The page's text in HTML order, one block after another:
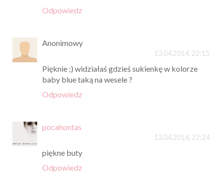
Odpowiedz
Anonimowy
13.04.2014, 22:15
Pięknie ;) widziałaś gdzieś sukienkę w kolorze
baby blue taką na wesele ?
Odpowiedz
pocahontas
13.04.2014, 22:24
piękne buty
Odpowiedz